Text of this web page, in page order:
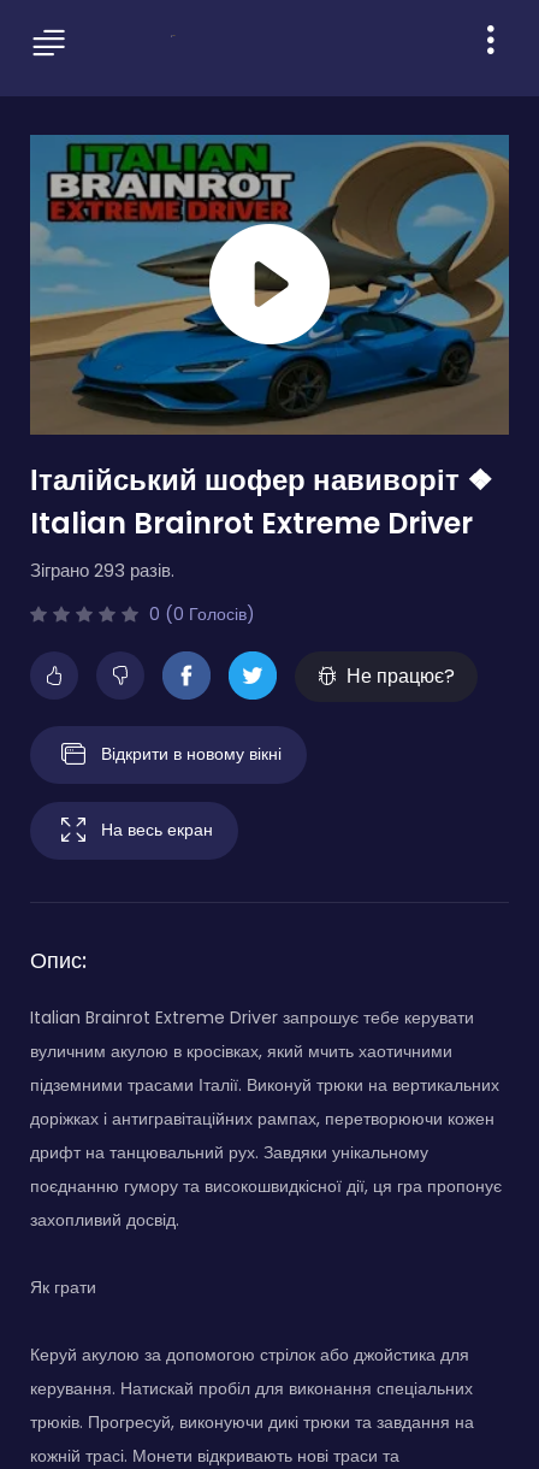
Італійський шофер навиворіт ❖
Italian Brainrot Extreme Driver
Зіграно 293 разів.
0 (0 Голосів)
Не працює?
Відкрити в новому вікні
На весь екран
Опис:
Italian Brainrot Extreme Driver запрошує тебе керувати
вуличним акулою в кросівках, який мчить хаотичними
підземними трасами Італії. Виконуй трюки на вертикальних
доріжках і антигравітаційних рампах, перетворюючи кожен
дрифт на танцювальний рух. Завдяки унікальному
поєднанню гумору та високошвидкісної дії, ця гра пропонує
захопливий досвід.
Як грати
Керуй акулою за допомогою стрілок або джойстика для
керування. Натискай пробіл для виконання спеціальних
трюків. Прогресуй, виконуючи дикі трюки та завдання на
кожній трасі. Монети відкривають нові траси та